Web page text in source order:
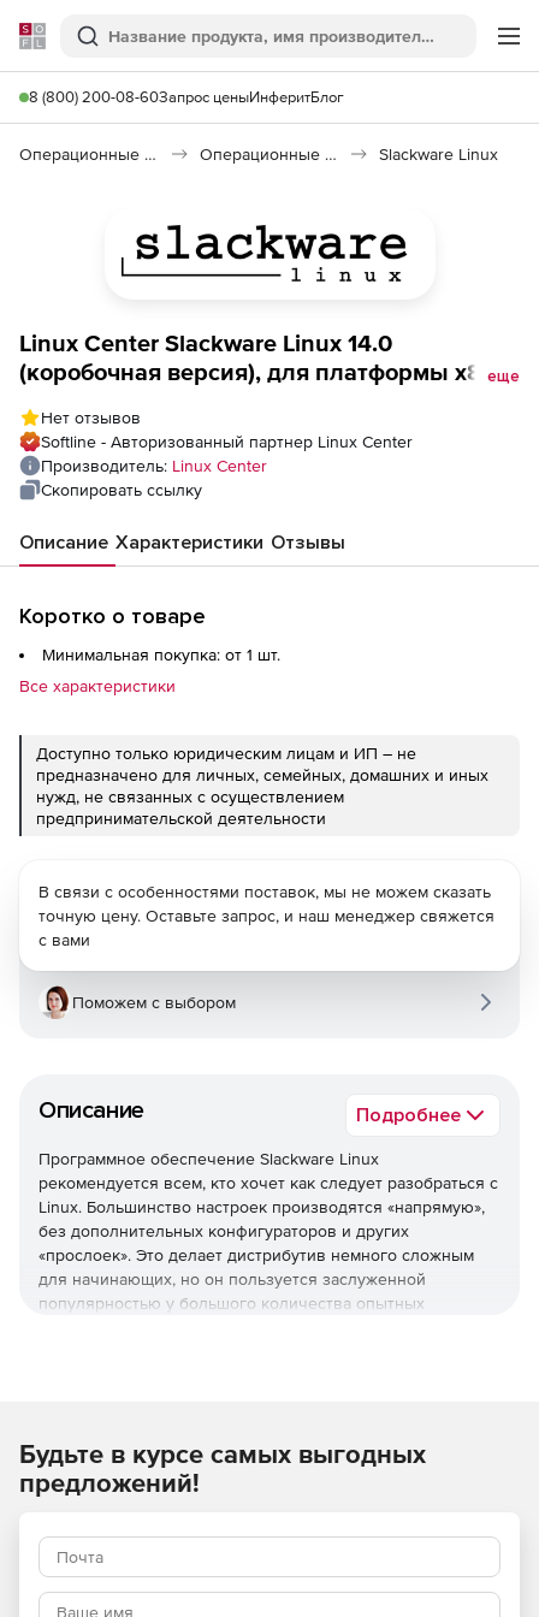
Softline
Поиск
8 (800) 200-08-60Запрос ценыИнферитБлог
Операционные системы Операционные системы Linux & Unix Slackware Linux
Linux Center Slackware Linux 14.0
(коробочная версия), для платформы x86-еще
Нет отзывов
Softline - Авторизованный партнер Linux Center
Производитель: Linux Center
Скопировать ссылку
Описание Характеристики Отзывы
Коротко о товаре
Минимальная покупка: от 1 шт.
Все характеристики
Доступно только юридическим лицам и ИП – не
предназначено для личных, семейных, домашних и иных
нужд, не связанных с осуществлением
предпринимательской деятельности
Описание Подробнее
Программное обеспечение Slackware Linux
рекомендуется всем, кто хочет как следует разобраться с
Linux. Большинство настроек производятся «напрямую»,
без дополнительных конфигураторов и других
«прослоек». Это делает дистрибутив немного сложным
для начинающих, но он пользуется заслуженной
популярностью у большого количества опытных
оконных рабочих сред KDE и GNOME, средства
разработки, офисные приложения и т.п. Использование
нового сервера печати позволило расширить список
наименований (против 60 в Slackware 9.1), а поддержка
hotplug обеспечивает "горячее" подключение внешних
устройств. Арсенал средств для ноутбуков пополнился
В связи с особенностями поставок, мы не можем сказать
точную цену. Оставьте запрос, и наш менеджер свяжется
с вами
Поможем с выбором
Будьте в курсе самых выгодных
предложений!